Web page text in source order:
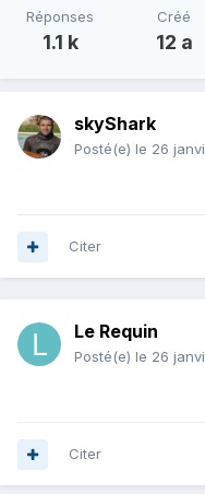
Réponses
1.1 k
Créé
12 a
skyShark
Posté(e) le 26
Citer
Le Requin
Posté(e) le 26
Citer